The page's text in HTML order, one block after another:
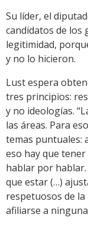
Su líder, el
candidatos de los
legitimidad,
y no lo hicieron.
Lust espera
tres principios:
y no ideologías.
las áreas. Para
temas puntuales:
eso hay que
hablar por
que estar (…)
respetuosos de
afiliarse a